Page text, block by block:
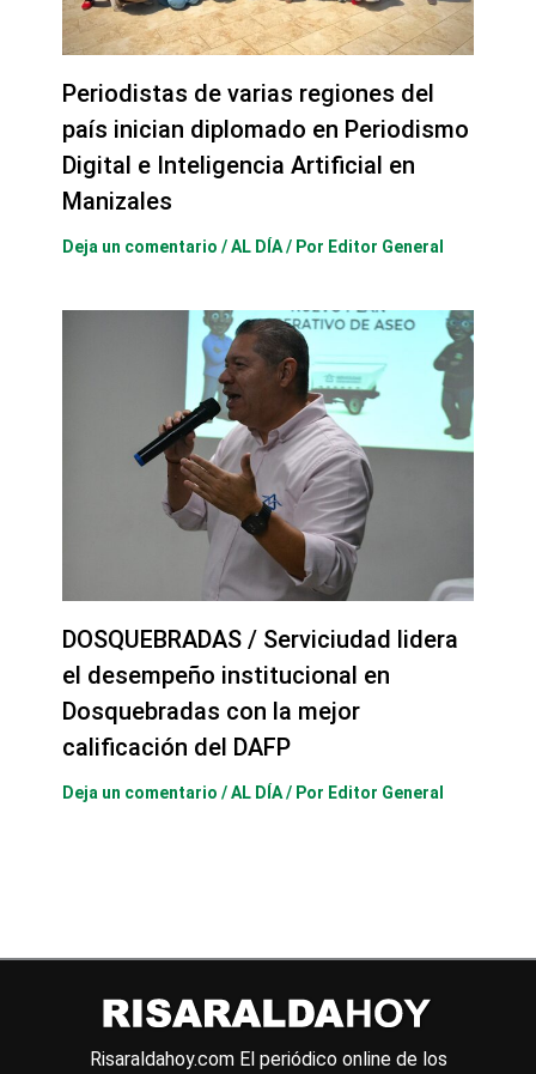
Periodistas de varias regiones del
país inician diplomado en Periodismo
Digital e Inteligencia Artificial en
Manizales
Deja un comentario /AL DÍA/ Por Editor General
DOSQUEBRADAS / Serviciudad lidera
el desempeño institucional en
Dosquebradas con la mejor
calificación del DAFP
Deja un comentario /AL DÍA/ Por Editor General
Risaraldahoy.com El periódico online de los